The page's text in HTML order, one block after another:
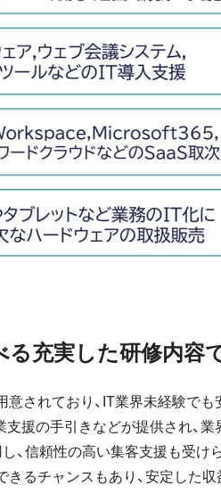
充実した研修内容
されており、IT業界未経験でも
援の手引きなどが提供され、
、信頼性の高い集客支援も受け
るチャンスもあり、安定した